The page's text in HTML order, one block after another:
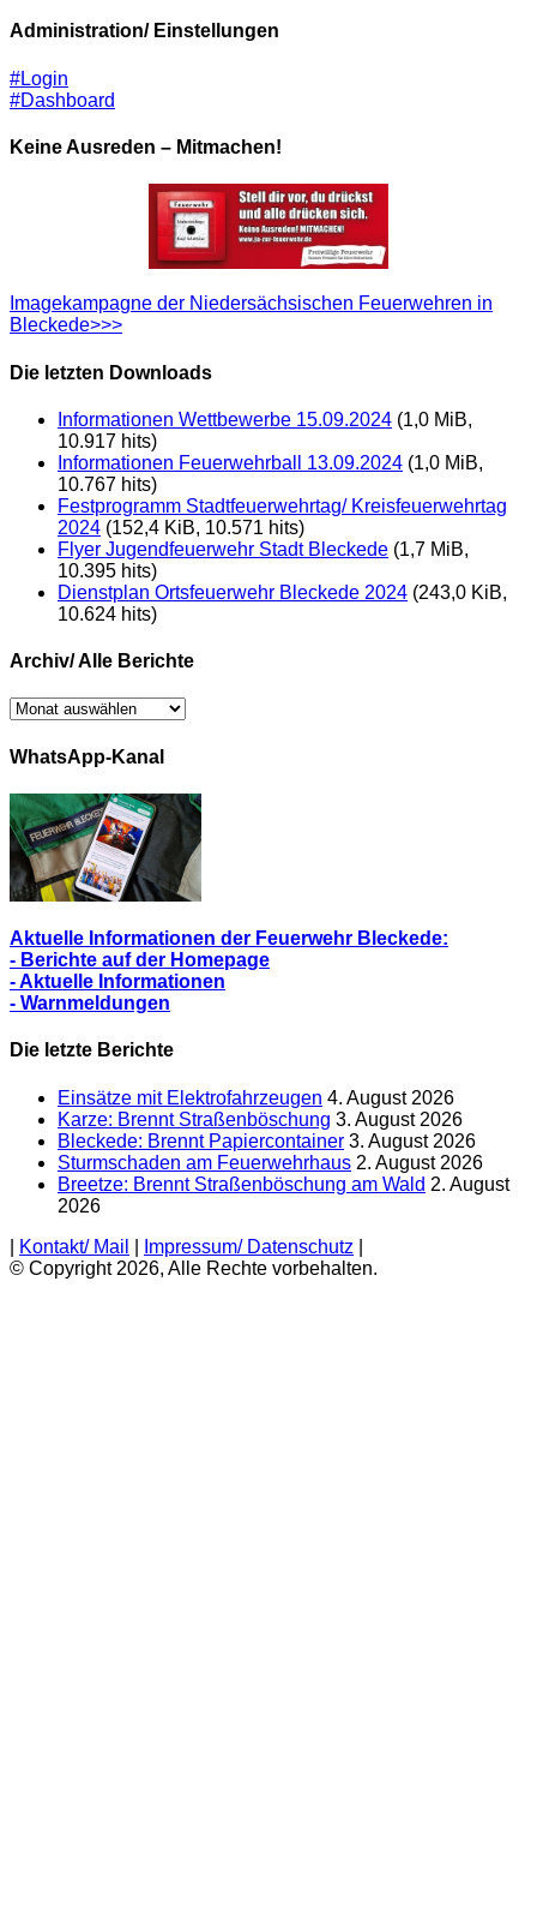
Administration/ Einstellungen
#Login
#Dashboard
Keine Ausreden – Mitmachen!
Imagekampagne der Niedersächsischen Feuerwehren in
Bleckede>>>
Die letzten Downloads
Informationen Wettbewerbe 15.09.2024 (1,0 MiB,
10.917 hits)
Informationen Feuerwehrball 13.09.2024 (1,0 MiB,
10.767 hits)
Festprogramm Stadtfeuerwehrtag/ Kreisfeuerwehrtag
2024 (152,4 KiB, 10.571 hits)
Flyer Jugendfeuerwehr Stadt Bleckede (1,7 MiB,
10.395 hits)
Dienstplan Ortsfeuerwehr Bleckede 2024 (243,0 KiB,
10.624 hits)
Archiv/ Alle Berichte
Archiv/
Berichte
WhatsApp-Kanal
Aktuelle Informationen der Feuerwehr Bleckede:
- Berichte auf der Homepage
- Aktuelle Informationen
- Warnmeldungen
Die letzte Berichte
Einsätze mit Elektrofahrzeugen 4. August 2026
Karze: Brennt Straßenböschung 3. August 2026
Bleckede: Brennt Papiercontainer 3. August 2026
Sturmschaden am Feuerwehrhaus 2. August 2026
Breetze: Brennt Straßenböschung am Wald 2. August
2026
Kontakt/ Mail Impressum/ Datenschutz
© Copyright 2026, Alle Rechte vorbehalten.